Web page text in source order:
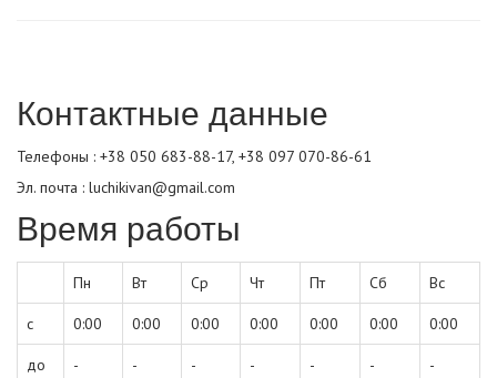
Контактные данные
Телефоны : +38 050 683-88-17, +38 097 070-86-61
Эл. почта : luchikivan@gmail.com
Время работы
Пн Вт Ср Чт Пт Сб Вс
с 0:00 0:00 0:00 0:00 0:00 0:00 0:00
до - - - - - - -